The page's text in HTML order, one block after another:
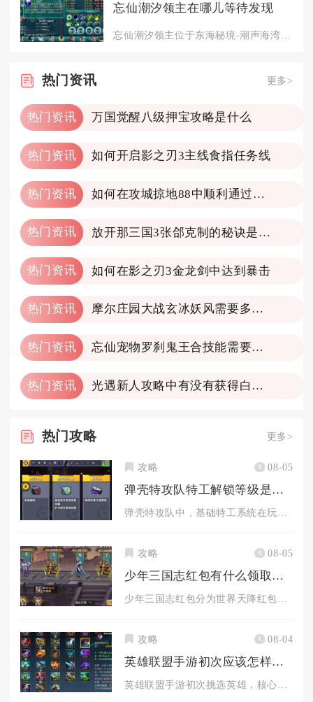
忘仙潮汐领主在哪儿等待发现
热门 资讯 更多>
热门资讯 万国觉醒八级押宝攻略是什么
热门资讯 如何开启影之刃3主线食指任务线
热门资讯 如何在攻城掠地88中顺利通过典韦关卡
热门资讯 放开那三国3张郃克制的秘诀是什么
热门资讯 如何在影之刃3金龙剑中达到暴击
热门资讯 摩尔庄园大战玄冰妖风需要多长时间才能通关
热门资讯 忘仙宠物罗刹鬼王合技能需要注意什么
热门资讯 光遇新人攻略中有没有获得白羽复训的技巧
热门攻略 更多>
攻略 08-05
弹壳特攻队特工解锁等级是多少级
攻略 08-05
少年三国志红包有什么领取方法
攻略 08-04
英雄联盟手游初次应该怎样选英雄